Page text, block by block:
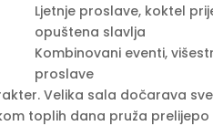
Ljetnje proslave, koktel
opuštena slavlja
Kombinovani eventi,
proslave
Velika sala dočarava
toplih dana pruža